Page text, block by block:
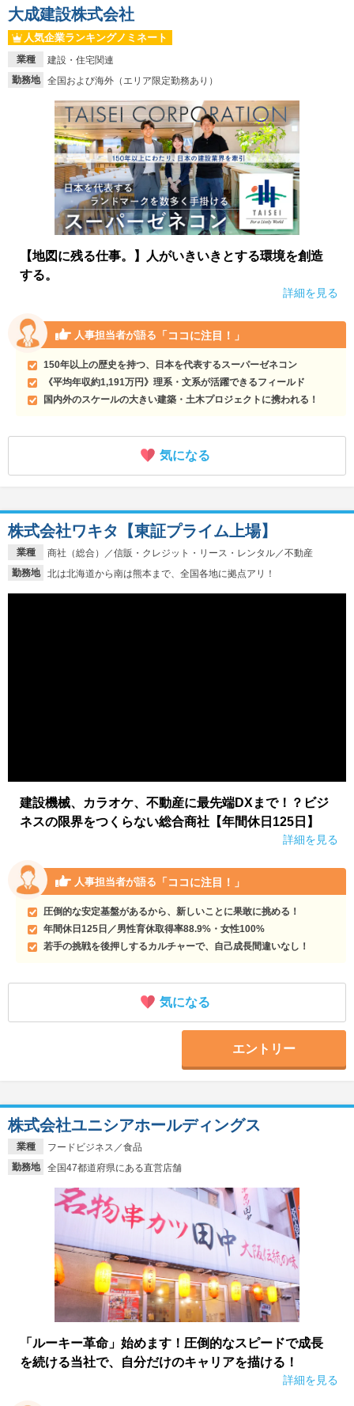
業種
建設・住宅関連
勤務地
全国および海外（エリア限定勤務あり）
大成建設株式会社
人気企業ランキングノミネート
【地図に残る仕事。】人がいきいきとする環境を創造
する。
詳細を見る
人事担当者が語る 「ココに注目！」
150年以上の歴史を持つ、日本を代表するスーパーゼネコン
《平均年収約1,191万円》理系・文系が活躍できるフィールド
国内外のスケールの大きい建築・土木プロジェクトに携われる！
気になる
業種
商社（総合）／信販・クレジット・リース・レンタル／不動産
勤務地
北は北海道から南は熊本まで、全国各地に拠点アリ！
株式会社ワキタ【東証プライム上場】
建設機械、カラオケ、不動産に最先端DXまで！？ビジ
ネスの限界をつくらない総合商社【年間休日125日】
詳細を見る
人事担当者が語る 「ココに注目！」
圧倒的な安定基盤があるから、新しいことに果敢に挑める！
年間休日125日／男性育休取得率88.9%・女性100%
若手の挑戦を後押しするカルチャーで、自己成長間違いなし！
気になる
エントリー
業種
フードビジネス／食品
勤務地
全国47都道府県にある直営店舗
株式会社ユニシアホールディングス
「ルーキー革命」始めます！圧倒的なスピードで成長
を続ける当社で、自分だけのキャリアを描ける！
詳細を見る